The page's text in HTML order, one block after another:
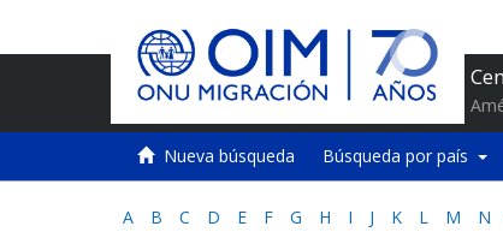
Nueva búsqueda Búsqueda por país
A B C D E F G H I J K L M N